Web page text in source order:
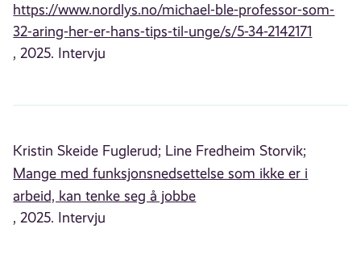
https://www.nordlys.no/michael-ble-professor-som-
32-aring-her-er-hans-tips-til-unge/s/5-34-2142171
, 2025. Intervju
Kristin Skeide Fuglerud; Line Fredheim Storvik;
Mange med funksjonsnedsettelse som ikke er i
arbeid, kan tenke seg å jobbe
, 2025. Intervju